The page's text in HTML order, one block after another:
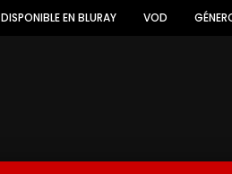
DISPONIBLE EN BLURAY VOD